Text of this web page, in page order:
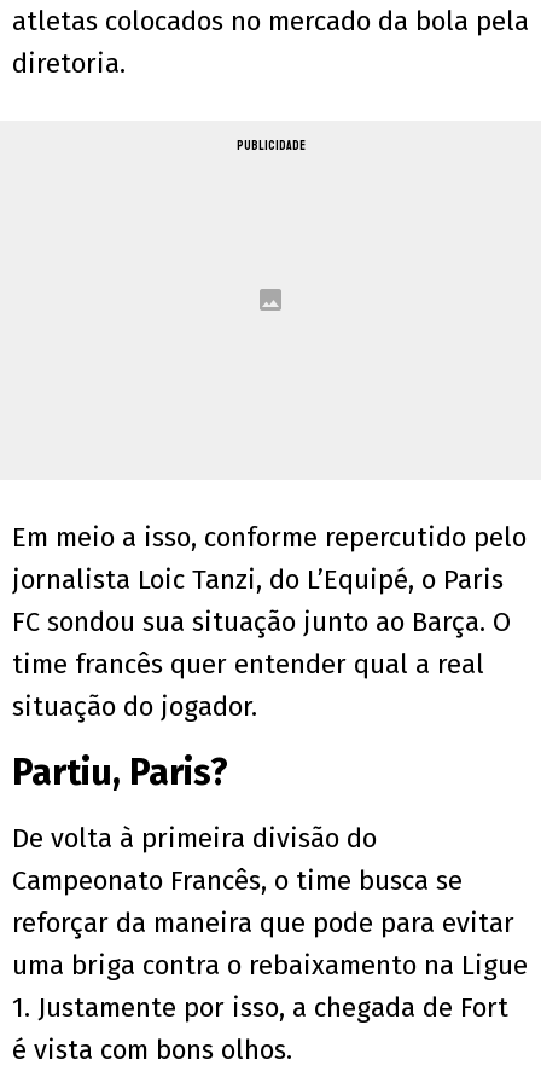
atletas colocados no mercado da bola pela
diretoria.
PUBLICIDADE
Em meio a isso, conforme repercutido pelo
jornalista Loic Tanzi, do L’Equipé, o Paris
FC sondou sua situação junto ao Barça. O
time francês quer entender qual a real
situação do jogador.
Partiu, Paris?
De volta à primeira divisão do
Campeonato Francês, o time busca se
reforçar da maneira que pode para evitar
uma briga contra o rebaixamento na Ligue
1. Justamente por isso, a chegada de Fort
é vista com bons olhos.